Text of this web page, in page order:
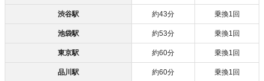
渋谷駅 約43分 乗換1回
池袋駅 約53分 乗換1回
東京駅 約60分 乗換1回
品川駅 約60分 乗換1回